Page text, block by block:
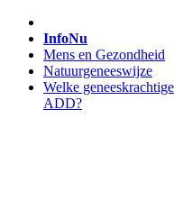
InfoNu
Mens en Gezondheid
Natuurgeneeswijze
Welke
ADD?